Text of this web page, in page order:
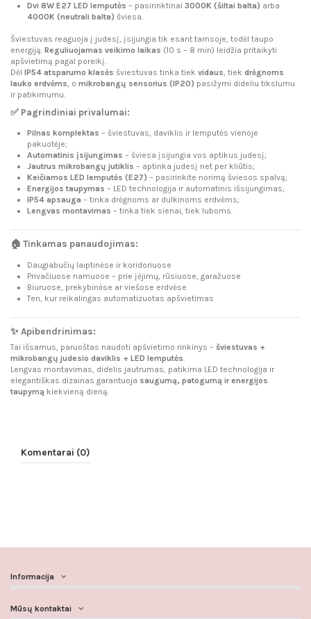
Dvi 8W E27 LED lemputės – pasirinktinai 3000K (šiltai balta) arba
4000K (neutrali balta) šviesa.
Šviestuvas reaguoja į judesį, įsijungia tik esant tamsoje, todėl taupo
energiją. Reguliuojamas veikimo laikas (10 s – 8 min) leidžia pritaikyti
apšvietimą pagal poreikį.
Dėl IP54 atsparumo klasės šviestuvas tinka tiek vidaus, tiek drėgnoms
lauko erdvėms, o mikrobangų sensorius (IP20) pasižymi dideliu tikslumu
ir patikimumu.
✅ Pagrindiniai privalumai:
Pilnas komplektas – šviestuvas, daviklis ir lemputės vienoje
pakuotėje;
Automatinis įsijungimas – šviesa įsijungia vos aptikus judesį;
Jautrus mikrobangų jutiklis – aptinka judesį net per kliūtis;
Keičiamos LED lemputės (E27) – pasirinkite norimą šviesos spalvą;
Energijos taupymas – LED technologija ir automatinis išsijungimas;
IP54 apsauga – tinka drėgnoms ar dulkinoms erdvėms;
Lengvas montavimas – tinka tiek sienai, tiek luboms.
🏠 Tinkamas panaudojimas:
Daugiabučių laiptinėse ir koridoriuose
Privačiuose namuose – prie įėjimų, rūsiuose, garažuose
Biuruose, prekybinėse ar viešose erdvėse
Ten, kur reikalingas automatizuotas apšvietimas
✨ Apibendrinimas:
Tai išsamus, paruoštas naudoti apšvietimo rinkinys – šviestuvas +
mikrobangų judesio daviklis + LED lemputės
Lengvas montavimas, didelis jautrumas, patikima LED technologija ir
elegantiškas dizainas garantuoja saugumą, patogumą ir energijos
taupymą kiekvieną dieną.
Komentarai (0)
Informacija
Mūsų kontaktai